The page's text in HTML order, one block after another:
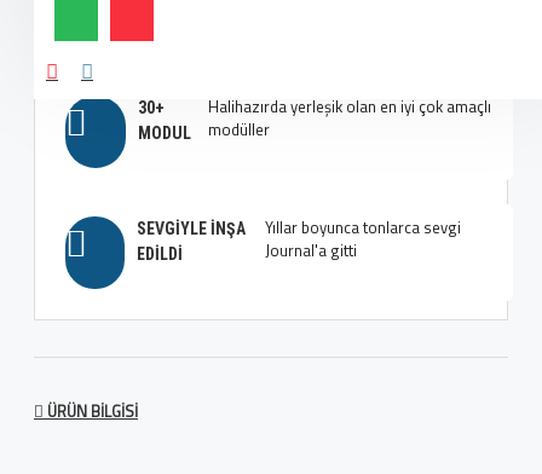
30+
MODUL
Halihazırda yerleşik olan en iyi çok amaçlı
modüller
SEVGIYLE İNŞA
EDILDI
Yıllar boyunca tonlarca sevgi
Journal'a gitti
ÜRÜN BILGISI